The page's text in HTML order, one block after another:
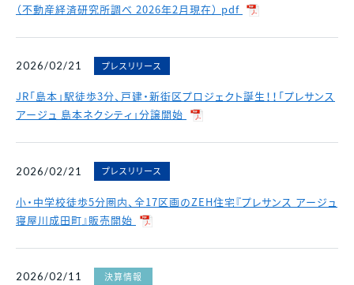
2025年
22.1％
（不動産経済研究所調べ 2026年2月現在） pdf
2026/02/21 プレスリリース
JR「島本」駅徒歩3分、戸建・新街区プロジェクト誕生！！「プレサンス
アージュ 島本ネクシティ」分譲開始
2026/02/21 プレスリリース
小・中学校徒歩5分圏内、全17区画のZEH住宅『プレサンス アージュ
寝屋川成田町』販売開始
2026/02/11 決算情報